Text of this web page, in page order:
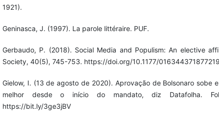
1921).
Geninasca, J. (1997). La parole littéraire. PUF.
Gerbaudo, P. (2018). Social Media and Populism: An elective
Society, 40(5), 745-753. https://doi.org/10.1177/
Gielow, I. (13 de agosto de 2020). Aprovação de Bolsonaro sobe
melhor desde o início do mandato, diz Datafolha.
https://bit.ly/3ge3jBV